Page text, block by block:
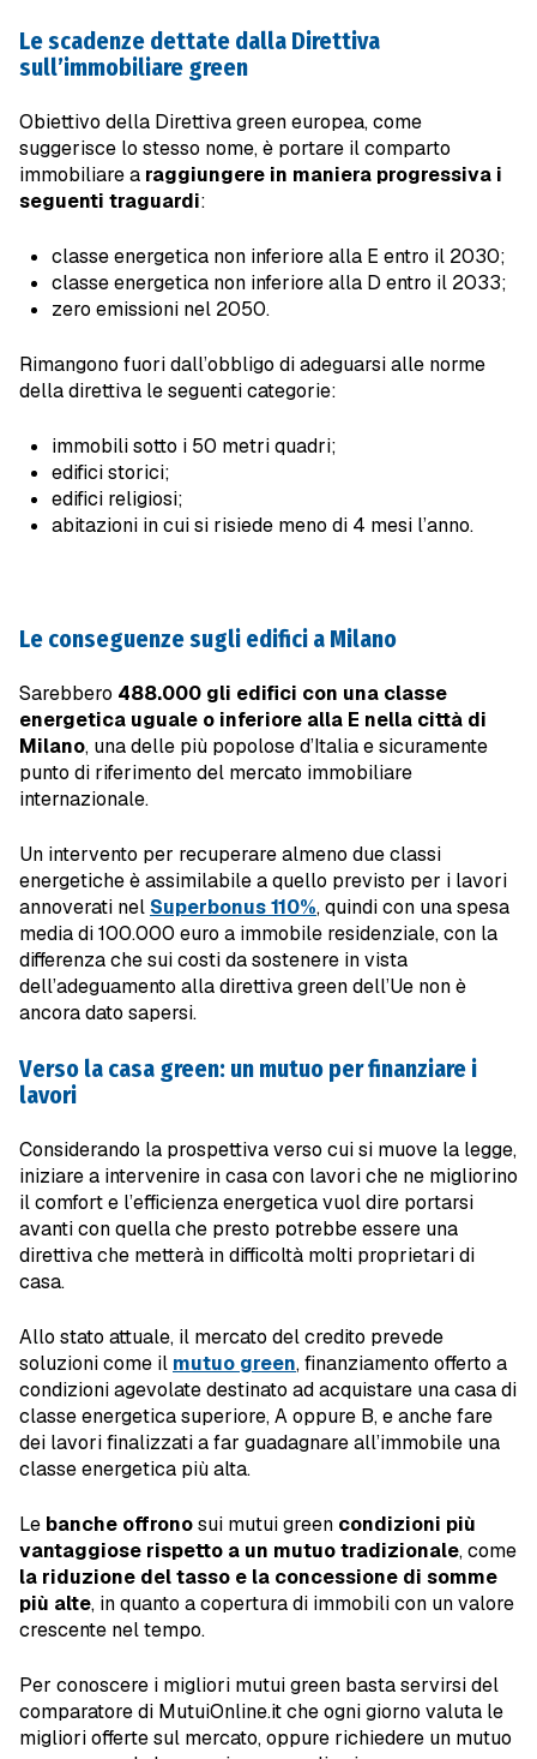
Le scadenze dettate dalla Direttiva
sull’immobiliare green
Obiettivo della Direttiva green europea, come
suggerisce lo stesso nome, è portare il comparto
immobiliare a raggiungere in maniera progressiva i
seguenti traguardi:
classe energetica non inferiore alla E entro il 2030;
classe energetica non inferiore alla D entro il 2033;
zero emissioni nel 2050.
Rimangono fuori dall’obbligo di adeguarsi alle norme
della direttiva le seguenti categorie:
immobili sotto i 50 metri quadri;
edifici storici;
edifici religiosi;
abitazioni in cui si risiede meno di 4 mesi l’anno.
Le conseguenze sugli edifici a Milano
Sarebbero 488.000 gli edifici con una classe
energetica uguale o inferiore alla E nella città di
Milano, una delle più popolose d’Italia e sicuramente
punto di riferimento del mercato immobiliare
internazionale.
Un intervento per recuperare almeno due classi
energetiche è assimilabile a quello previsto per i lavori
annoverati nel Superbonus 110%, quindi con una spesa
media di 100.000 euro a immobile residenziale, con la
differenza che sui costi da sostenere in vista
dell’adeguamento alla direttiva green dell’Ue non è
ancora dato sapersi.
Verso la casa green: un mutuo per finanziare i
lavori
Considerando la prospettiva verso cui si muove la legge,
iniziare a intervenire in casa con lavori che ne migliorino
il comfort e l’efficienza energetica vuol dire portarsi
avanti con quella che presto potrebbe essere una
direttiva che metterà in difficoltà molti proprietari di
casa.
Allo stato attuale, il mercato del credito prevede
soluzioni come il mutuo green, finanziamento offerto a
condizioni agevolate destinato ad acquistare una casa di
classe energetica superiore, A oppure B, e anche fare
dei lavori finalizzati a far guadagnare all’immobile una
classe energetica più alta.
Le banche offronosui mutui green condizioni più
vantaggiose rispetto a un mutuo tradizionale, come
la riduzione del tasso e la concessione di somme
più alte, in quanto a copertura di immobili con un valore
crescente nel tempo.
Per conoscere i migliori mutui green basta servirsi del
comparatore di MutuiOnline.it che ogni giorno valuta le
migliori offerte sul mercato, oppure richiedere un mutuo